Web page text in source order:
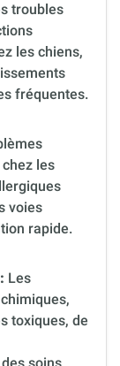
troubles
les chiens,
fréquentes.
les
voies
rapide.
Les
toxiques, de